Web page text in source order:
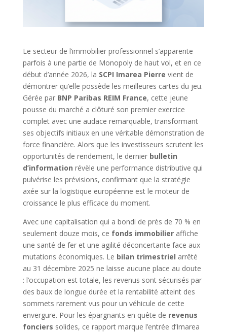
Le secteur de l’immobilier professionnel s’apparente
parfois à une partie de Monopoly de haut vol, et en ce
début d’année 2026, la SCPI Imarea Pierre vient de
démontrer qu’elle possède les meilleures cartes du jeu.
Gérée par BNP Paribas REIM France, cette jeune
pousse du marché a clôturé son premier exercice
complet avec une audace remarquable, transformant
ses objectifs initiaux en une véritable démonstration de
force financière. Alors que les investisseurs scrutent les
opportunités de rendement, le dernier bulletin
d’information révèle une performance distributive qui
pulvérise les prévisions, confirmant que la stratégie
axée sur la logistique européenne est le moteur de
croissance le plus efficace du moment.
Avec une capitalisation qui a bondi de près de 70 % en
seulement douze mois, ce fonds immobilieraffiche
une santé de fer et une agilité déconcertante face aux
mutations économiques. Le bilan trimestriel arrêté
au 31 décembre 2025 ne laisse aucune place au doute
: l’occupation est totale, les revenus sont sécurisés par
des baux de longue durée et la rentabilité atteint des
sommets rarement vus pour un véhicule de cette
envergure. Pour les épargnants en quête de revenus
fonciers solides, ce rapport marque l’entrée d’Imarea